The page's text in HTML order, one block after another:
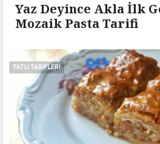
Yaz Deyince Akla İlk
Mozaik Pasta Tarifi
TATLI TARIFLERI